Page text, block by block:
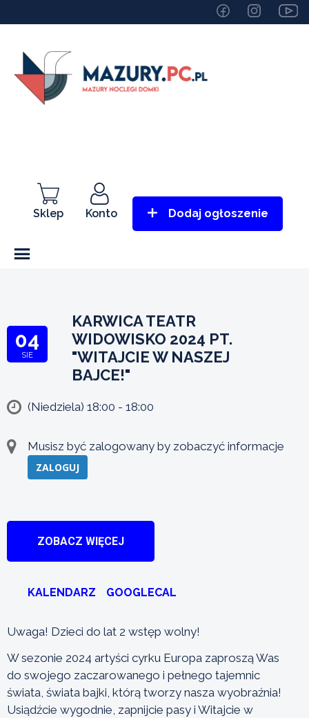
Sklep Konto Dodaj ogłoszenie
04
SIE
KARWICA TEATR
WIDOWISKO 2024 PT.
"WITAJCIE W NASZEJ
BAJCE!"
(Niedziela) 18:00 - 18:00
Musisz być zalogowany by zobaczyć informacje
ZALOGUJ
ZOBACZ WIĘCEJ
KALENDARZ GOOGLECAL
Uwaga! Dzieci do lat 2 wstęp wolny!
W sezonie 2024 artyści cyrku Europa zaproszą Was
do swojego zaczarowanego i pełnego tajemnic
świata, świata bajki, którą tworzy nasza wyobraźnia!
Usiądźcie wygodnie, zapnijcie pasy i Witajcie w